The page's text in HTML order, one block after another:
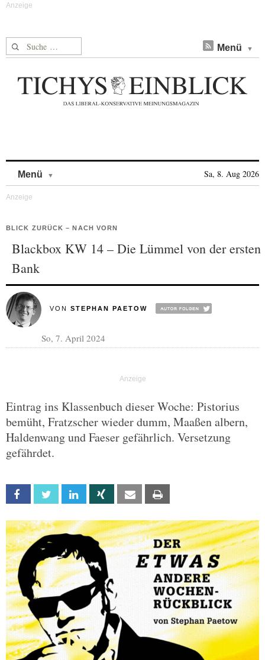
Suche nach: Menü
Menü Sa, 8. Aug 2026
BLICK ZURÜCK – NACH VORN
Blackbox KW 14 – Die Lümmel von der ersten
Bank
VON STEPHAN PAETOW
So, 7. April 2024
Eintrag ins Klassenbuch dieser Woche: Pistorius
bemüht, Fratzscher wieder dumm, Maaßen albern,
Haldenwang und Faeser gefährlich. Versetzung
gefährdet.
Facebook Twitter Linkedin Xing Email